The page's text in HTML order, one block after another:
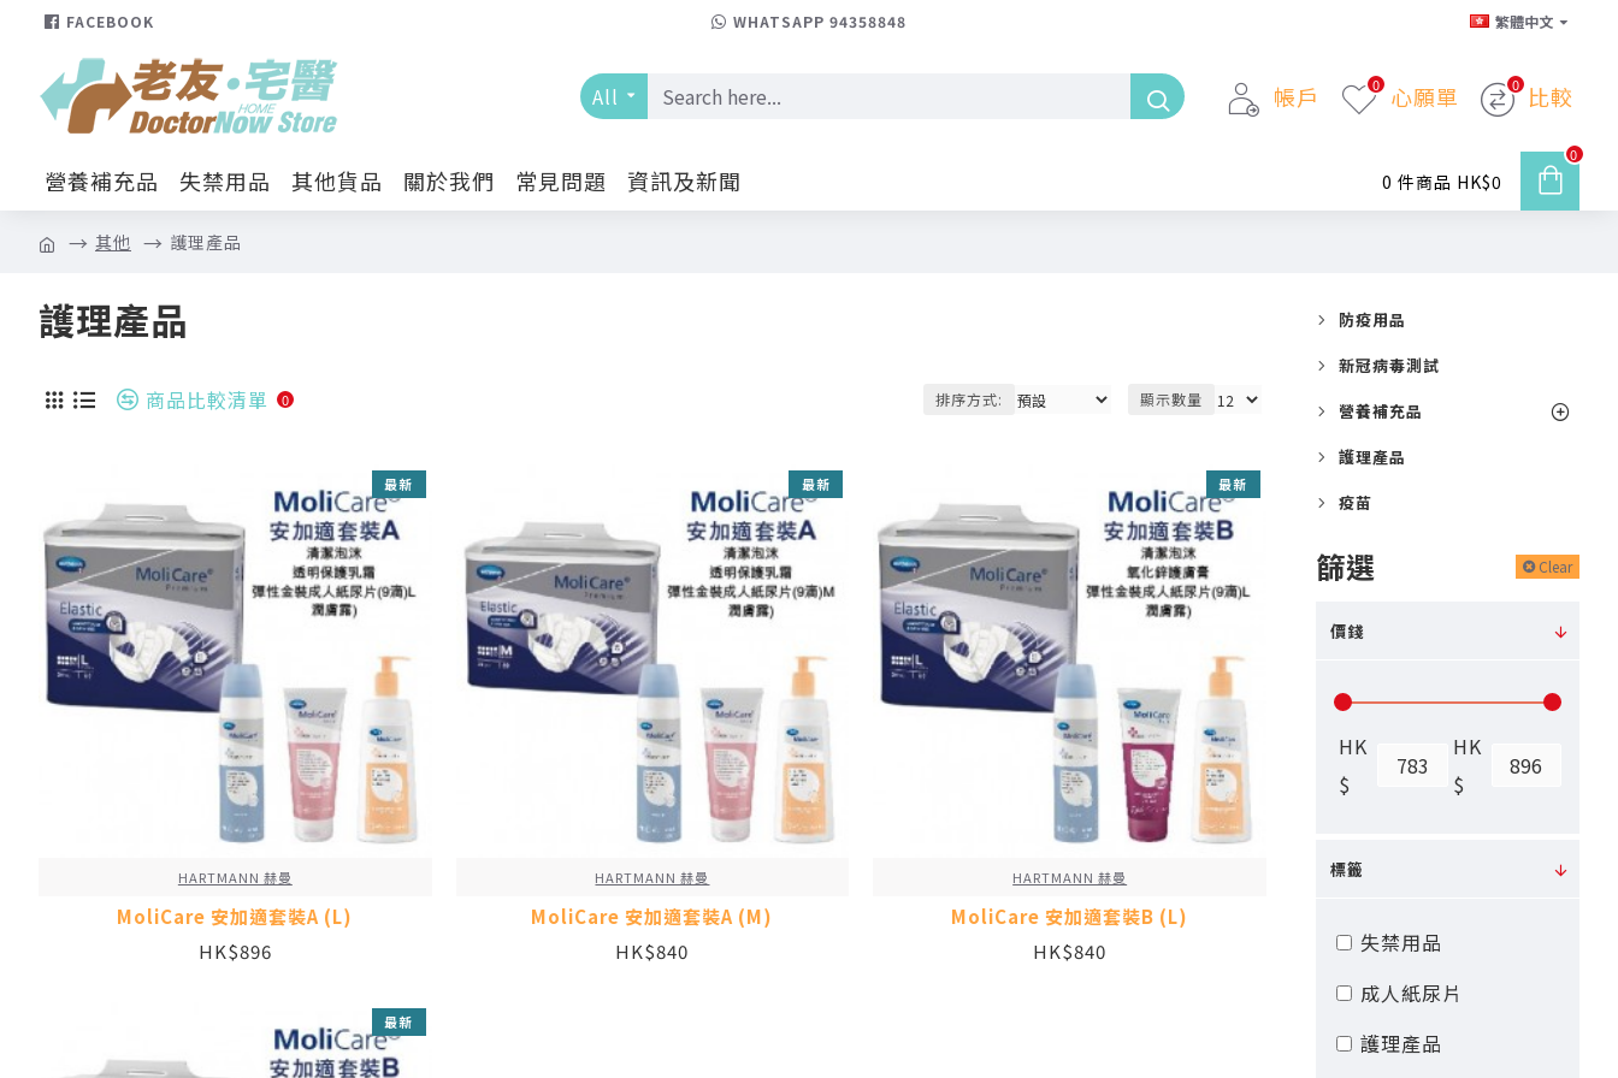
FACEBOOK WHATSAPP 94358848 繁體中文
All 帳戶 心願單
0 比較
0
營養補充品 失禁用品 其他貨品 關於我們 常見問題 資訊及新聞 0 件商品 HK$0
0
其他 護理產品
護理產品
商品比較清單 0 排序方式: 顯示數量
最新
HARTMANN 赫曼
MoliCare 安加適套裝A (L)
HK$896
最新
HARTMANN 赫曼
MoliCare 安加適套裝A (M)
HK$840
最新
HARTMANN 赫曼
MoliCare 安加適套裝B (L)
HK$840
最新
防疫用品
新冠病毒測試
營養補充品
護理產品
疫苗
篩選 Clear
價錢
HK
$
HK
$
標籤
失禁用品
成人紙尿片
護理產品